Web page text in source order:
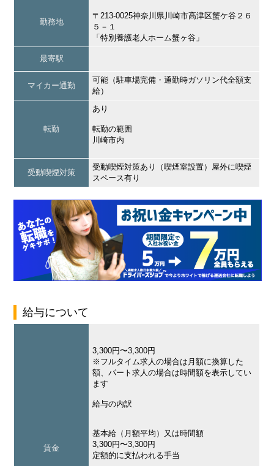
勤務地
〒213-0025神奈川県川崎市高津区蟹ケ谷２６
５－１
「特別養護老人ホーム蟹ヶ谷」
最寄駅
マイカー通勤
可能（駐車場完備・通勤時ガソリン代全額支
給）
転勤
あり
転勤の範囲
川崎市内
受動喫煙対策
受動喫煙対策あり（喫煙室設置）屋外に喫煙
スペース有り
給与について
賃金
3,300円〜3,300円
※フルタイム求人の場合は月額に換算した
額、パート求人の場合は時間額を表示してい
ます
給与の内訳
基本給（月額平均）又は時間額
3,300円〜3,300円
定額的に支払われる手当